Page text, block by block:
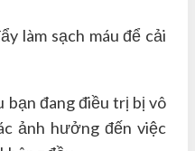
làm sạch máu để cải
đang điều trị bị vô
ảnh hưởng đến việc